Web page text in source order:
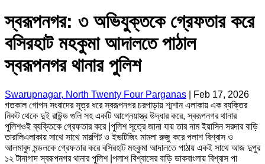
স্বরূপনগর: ৩ অভিযুক্তকে গ্রেফতার করে
বসিরহাট মহকুমা আদালতে পাঠাল
স্বরূপনগর থানার পুলিশ
Swarupnagar, North Twenty Four Parganas
Feb 17, 2026
গতকাল গোপন সংবাদের সূত্র ধরে স্বরূপনগর চরপাড়ায় শ্মশান এলাকায় এক ব্যক্তির
নিকট থেকে দুই রাউন্ড গুলি সহ একটি আগ্নেয়াস্ত্র উদ্ধার করে, স্বরূপনগর থানার
পুলিশওই ব্যক্তিকে গ্রেফতার করে |পুলিশ সূত্রে জানা যায় তার নাম ইয়াসিন সরদার বাড়ি
তারালিএলাকায় সাথে সাথে মারপিট ও ইভটিজিং মামলা রুজু করে পলাশ বিশ্বাস ও
আলমাবুদ মন্ডলকে গ্রেফতার করে বসিরহাট মহকুমা আদালতে পাঠায় একই সাথে আজ দুপুর
১২ টানাগাদ স্বরূপনগর থানার পুলিশ |পলাশ বিশ্বাসের বাড়ি ডাকবাংলায় বিশ্বাস পা